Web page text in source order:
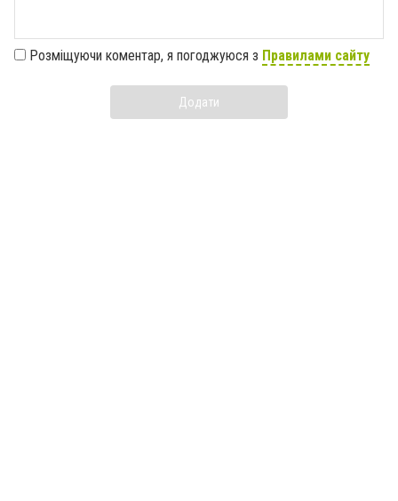
Розміщуючи коментар, я погоджуюся з Правилами сайту
Додати